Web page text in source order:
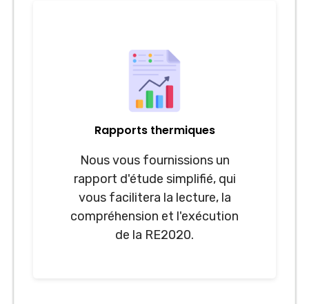
Rapports thermiques
Nous vous fournissions un
rapport d'étude simplifié, qui
vous facilitera la lecture, la
compréhension et l'exécution
de la RE2020.